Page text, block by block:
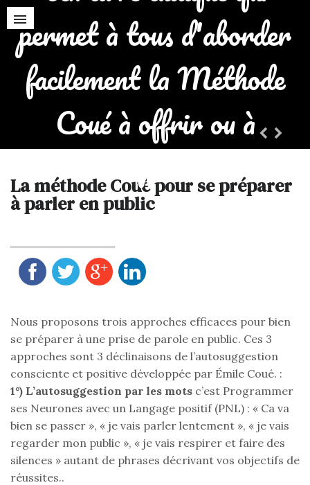
permet à tous d'aborder
facilement la Méthode
Coué à offrir ou à
s'offrir !
La méthode Coué pour se préparer
à parler en public
Nous proposons trois approches efficaces pour bien
se préparer à une prise de parole en public. Ces 3
approches sont 3 déclinaisons de l’autosuggestion
consciente et positive développée par Émile Coué. :
1°) L’autosuggestion par les mots c’est Programmer
ses Neurones avec un Langage positif (PNL) : « Ca va
bien se passer », « je vais parler lentement », « je vais
regarder mon public », « je vais respirer et faire des
silences » autant de phrases décrivant vos objectifs de
réussites..